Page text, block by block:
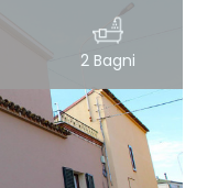
2 Bagni